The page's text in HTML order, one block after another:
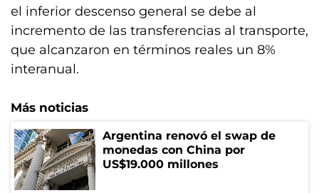
el inferior descenso general se debe al
incremento de las transferencias al transporte,
que alcanzaron en términos reales un 8%
interanual.
Más noticias
Argentina renovó el swap de
monedas con China por
US$19.000 millones